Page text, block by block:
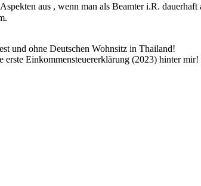
aus , wenn man als Beamter i.R.
und ohne Deutschen Wohnsitz in Thailand!
Einkommensteuererklärung (2023) hinter mir!